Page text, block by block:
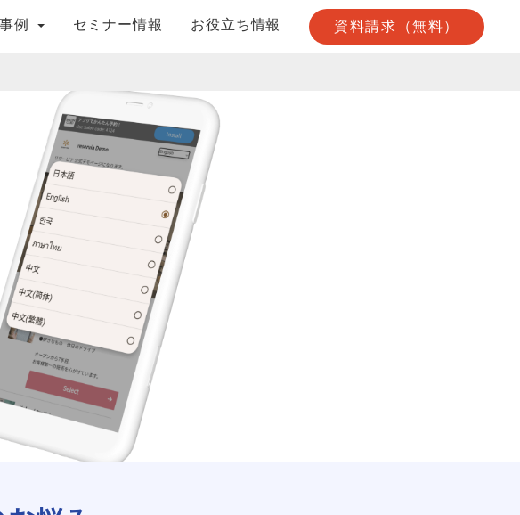
例 セミナー情報 お役立ち情報 資料請求（無料）